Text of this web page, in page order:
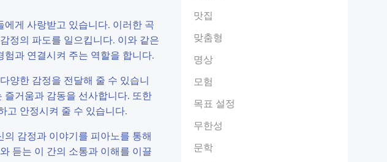
게 사랑받고 있습니다. 이러한 곡
정의 파도를 일으킵니다. 이와 같은
과 연결시켜 주는 역할을 합니다.
양한 감정을 전달해 줄 수 있습니
거움과 감동을 선사합니다. 또한
고 안정시켜 줄 수 있습니다.
감정과 이야기를 피아노를 통해
듣는 이 간의 소통과 이해를 이끌
맛집
맞춤형
명상
모험
목표 설정
무한성
문학